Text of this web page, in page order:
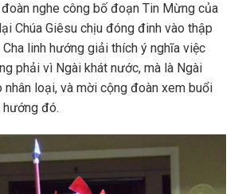
nghe công bố đoạn Tin Mừng của
Chúa Giêsu chịu đóng đinh vào thập
linh hướng giải thích ý nghĩa việc
phải vì Ngài khát nước, mà là Ngài
nhân loại, và mời cộng đoàn xem buổi
hướng đó.